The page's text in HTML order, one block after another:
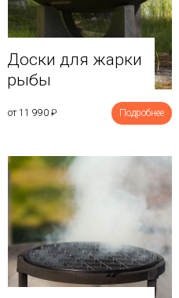
Доски для жарки
рыбы
от 11 990 ₽ Подробнее